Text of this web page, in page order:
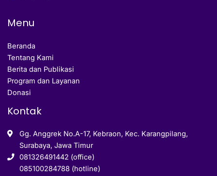
Menu
Beranda
Tentang Kami
Berita dan Publikasi
Program dan Layanan
Donasi
Kontak
Gg. Anggrek No.A-17, Kebraon, Kec. Karangpilang,
Surabaya, Jawa Timur
081326491442 (office)
085100284788 (hotline)